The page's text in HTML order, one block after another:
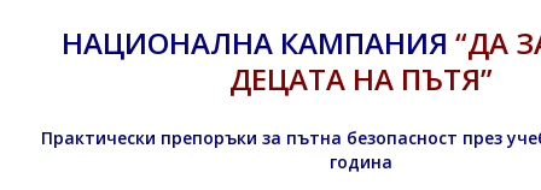
НАЦИОНАЛНА КАМПАНИЯ “ДА
ДЕЦАТА НА ПЪТЯ”
Практически препоръки за пътна безопасност през
година